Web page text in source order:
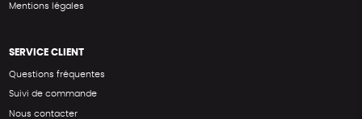
Mentions légales
SERVICE CLIENT
Questions fréquentes
Suivi de commande
Nous contacter